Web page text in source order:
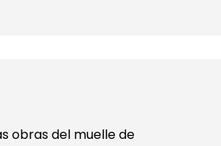
obras del muelle de